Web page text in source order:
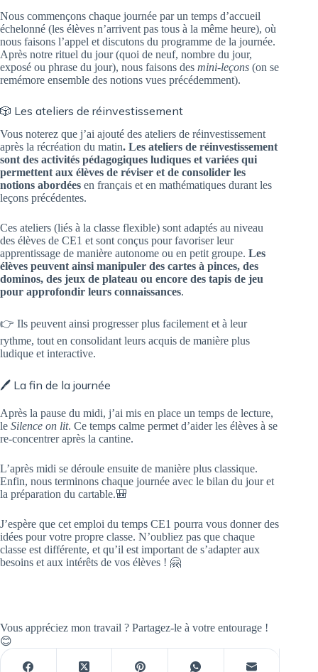
Nous commençons chaque journée par un temps d’accueil
échelonné (les élèves n’arrivent pas tous à la même heure), où
nous faisons l’appel et discutons du programme de la journée.
Après notre rituel du jour (quoi de neuf, nombre du jour,
exposé ou phrase du jour), nous faisons des mini-leçons (on se
remémore ensemble des notions vues précédemment).
🎲 Les ateliers de réinvestissement
Vous noterez que j’ai ajouté des ateliers de réinvestissement
après la récréation du matin. Les ateliers de réinvestissement
sont des activités pédagogiques ludiques et variées qui
permettent aux élèves de réviser et de consolider les
notions abordées en français et en mathématiques durant les
leçons précédentes.
Ces ateliers (liés à la classe flexible) sont adaptés au niveau
des élèves de CE1 et sont conçus pour favoriser leur
apprentissage de manière autonome ou en petit groupe. Les
élèves peuvent ainsi manipuler des cartes à pinces, des
dominos, des jeux de plateau ou encore des tapis de jeu
pour approfondir leurs connaissances.
👉 Ils peuvent ainsi progresser plus facilement et à leur
rythme, tout en consolidant leurs acquis de manière plus
ludique et interactive.
🖊️ La fin de la journée
Après la pause du midi, j’ai mis en place un temps de lecture,
le Silence on lit. Ce temps calme permet d’aider les élèves à se
re-concentrer après la cantine.
L’après midi se déroule ensuite de manière plus classique.
Enfin, nous terminons chaque journée avec le bilan du jour et
la préparation du cartable.🎒
J’espère que cet emploi du temps CE1 pourra vous donner des
idées pour votre propre classe. N’oubliez pas que chaque
classe est différente, et qu’il est important de s’adapter aux
besoins et aux intérêts de vos élèves ! 🤗
Vous appréciez mon travail ? Partagez-le à votre entourage !
😊